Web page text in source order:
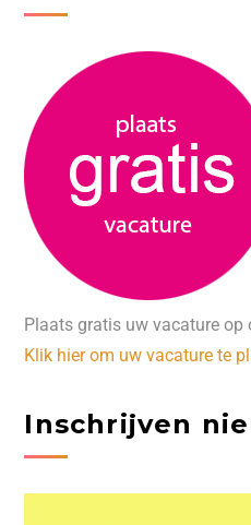
Plaats gratis uw vacature op
Klik hier om uw vacature te
Inschrijven